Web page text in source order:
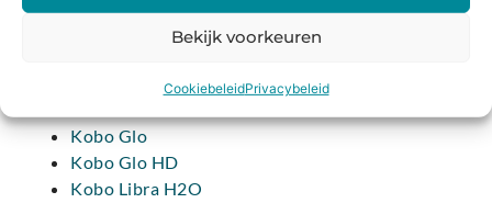
Bekijk voorkeuren
CookiebeleidPrivacybeleid
Kobo Clara 2E
Kobo Elipsa 2E
Kobo Glo
Kobo Glo HD
Kobo Libra H2O